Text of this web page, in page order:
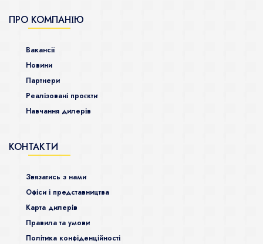
ПРО КОМПАНІЮ
Ваканcії
Новини
Партнери
Реалізовані проєкти
Навчання дилерів
КОНТАКТИ
Звязатись з нами
Офіси і представництва
Карта дилерів
Правила та умови
Політика конфіденційності